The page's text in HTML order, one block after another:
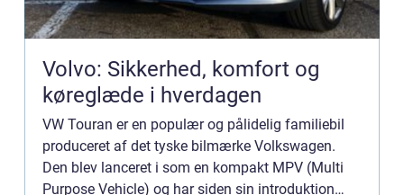
Volvo: Sikkerhed, komfort og
køreglæde i hverdagen
VW Touran er en populær og pålidelig familiebil
produceret af det tyske bilmærke Volkswagen.
Den blev lanceret i som en kompakt MPV (Multi
Purpose Vehicle) og har siden sin introduktion